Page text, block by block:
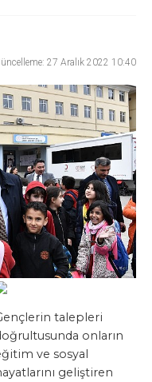
27 Aralık 2022 10:40
talepleri
onların
ve sosyal
geliştiren